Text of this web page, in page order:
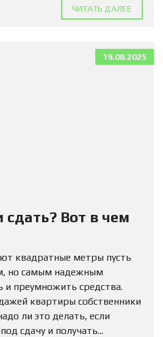
ЧИТАТЬ ДАЛЕЕ
19.08.2025
Вот в чем
квадратные метры пусть
но самым надежным
и преумножить средства.
квартиры собственники
ли это делать, если
сдачу и получать...